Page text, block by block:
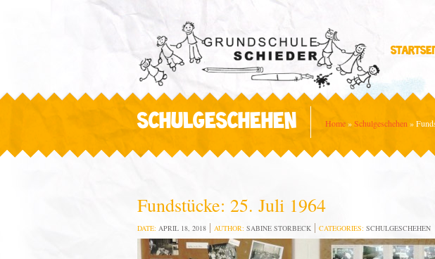
SCHULGESCHEHEN Home»Schulgeschehen »
Fundstücke: 25. Juli 1964
DATE: APRIL 18, 2018 AUTHOR: SABINE STORBECK CATEGORIES: SCHULGESCHEHEN